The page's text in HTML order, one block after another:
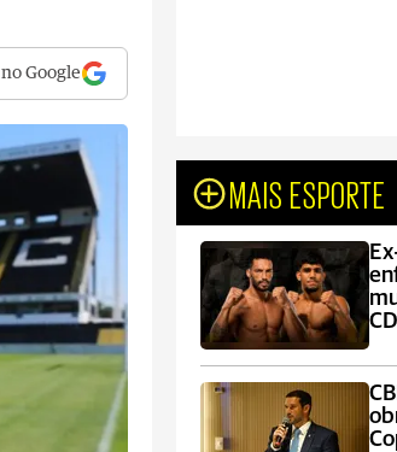
no Google
MAIS ESPORTE